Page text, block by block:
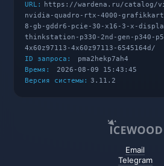
URL:
https://wardena.ru/catalog/
nvidia-quadro-rtx-4000-
8-gb-gddr6-pcie-30-x16-3-x-
thinkstation-p330-2nd-gen-p340-
4x60z97113-4x60z97113-6545164d/
ID запроса:
pma2hekp7ah4
Время:
2026-08-09 15:43:45
Версия системы: 3.11.2
Email
Telegram